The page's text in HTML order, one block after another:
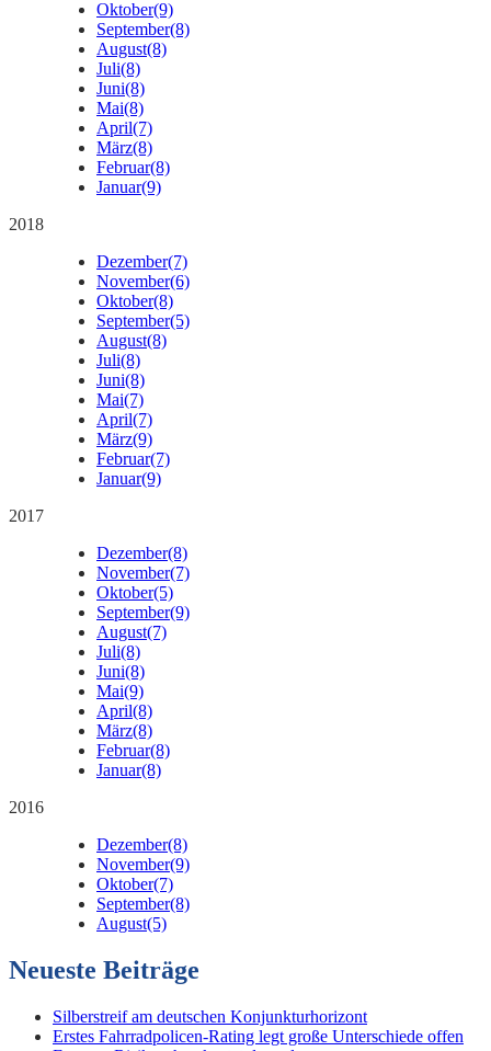
Oktober(9)
September(8)
August(8)
Juli(8)
Juni(8)
Mai(8)
April(7)
März(8)
Februar(8)
Januar(9)
2018
Dezember(7)
November(6)
Oktober(8)
September(5)
August(8)
Juli(8)
Juni(8)
Mai(7)
April(7)
März(9)
Februar(7)
Januar(9)
2017
Dezember(8)
November(7)
Oktober(5)
September(9)
August(7)
Juli(8)
Juni(8)
Mai(9)
April(8)
März(8)
Februar(8)
Januar(8)
2016
Dezember(8)
November(9)
Oktober(7)
September(8)
August(5)
Neueste Beiträge
Silberstreif am deutschen Konjunkturhorizont
Erstes Fahrradpolicen-Rating legt große Unterschiede offen